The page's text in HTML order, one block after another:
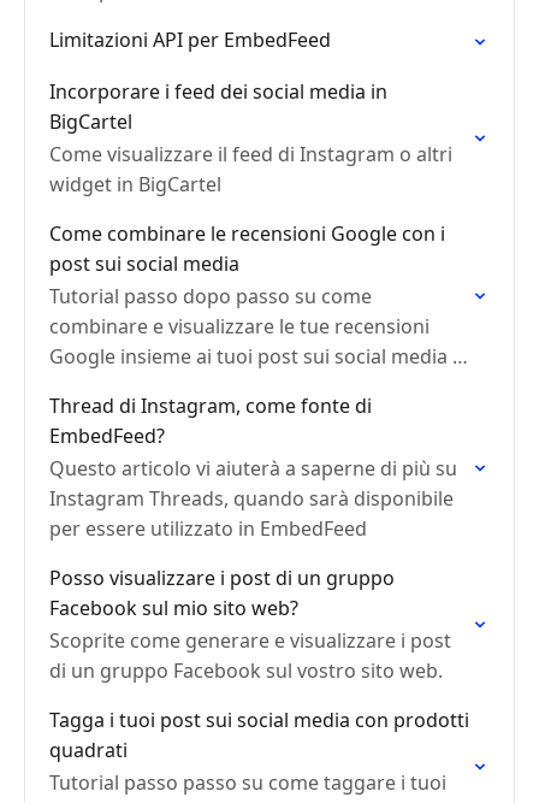
Limitazioni API per EmbedFeed
Incorporare i feed dei social media in
BigCartel
Come visualizzare il feed di Instagram o altri
widget in BigCartel
Come combinare le recensioni Google con i
post sui social media
Tutorial passo dopo passo su come
combinare e visualizzare le tue recensioni
Google insieme ai tuoi post sui social media in
Thread di Instagram, come fonte di
EmbedFeed?
Questo articolo vi aiuterà a saperne di più su
Instagram Threads, quando sarà disponibile
per essere utilizzato in EmbedFeed
Posso visualizzare i post di un gruppo
Facebook sul mio sito web?
Scoprite come generare e visualizzare i post
di un gruppo Facebook sul vostro sito web.
Tagga i tuoi post sui social media con prodotti
quadrati
Tutorial passo passo su come taggare i tuoi